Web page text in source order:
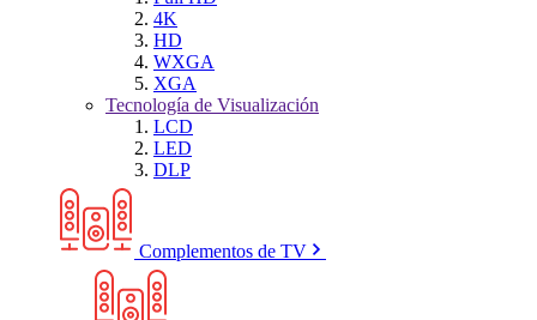
4K
HD
WXGA
XGA
Tecnología de Visualización
LCD
LED
DLP
Complementos de TV